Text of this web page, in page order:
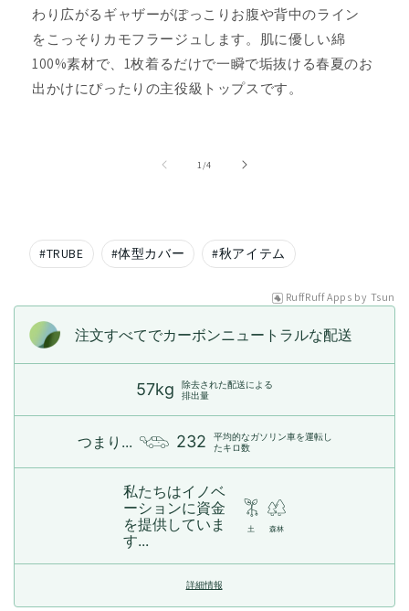
わり広がるギャザーがぽっこりお腹や背中のライン
をこっそりカモフラージュします。肌に優しい綿
100%素材で、1枚着るだけで一瞬で垢抜ける春夏のお
出かけにぴったりの主役級トップスです。
1/の
4
#TRUBE #体型カバー #秋アイテム
RuffRuff Apps by Tsun
注文すべてでカーボンニュートラルな配送
57kg
除去された配送による
排出量
つまり... 232
平均的なガソリン車を運転し
たキロ数
私たちはイノベ
ーションに資金
を提供していま
す...
土 森林
詳細情報